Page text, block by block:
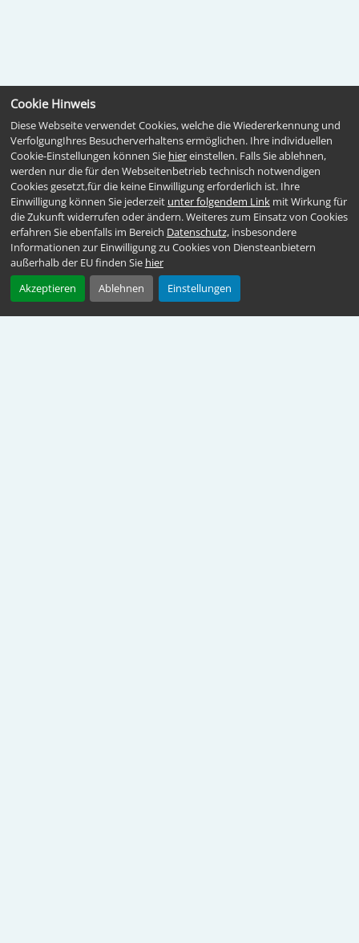
Cookie Hinweis
Diese Webseite verwendet Cookies, welche die Wiedererkennung und
VerfolgungIhres Besucherverhaltens ermöglichen. Ihre individuellen
Cookie-Einstellungen können Sie hiereinstellen. Falls Sie ablehnen,
werden nur die für den Webseitenbetrieb technisch notwendigen
Cookies gesetzt,für die keine Einwilligung erforderlich ist. Ihre
Einwilligung können Sie jederzeit unter folgendem Linkmit Wirkung für
die Zukunft widerrufen oder ändern. Weiteres zum Einsatz von Cookies
erfahren Sie ebenfalls im Bereich Datenschutz,insbesondere
Informationen zur Einwilligung zu Cookies von Diensteanbietern
außerhalb der EU finden Sie hier
Akzeptieren
Ablehnen Einstellungen